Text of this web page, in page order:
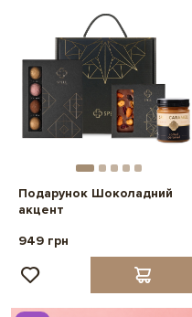
Подарунок Шоколадний
акцент
949 грн